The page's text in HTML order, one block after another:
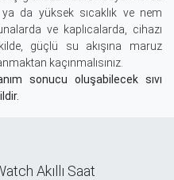
ya da yüksek sıcaklık ve nem
ve kaplıcalarda, cihazı
güçlü su akışına maruz
kaçınmalısınız.
sonucu oluşabilecek sıvı
Akıllı Saat